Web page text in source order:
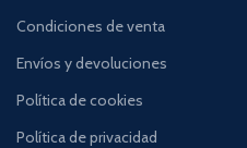
Condiciones de venta
Envíos y devoluciones
Política de cookies
Política de privacidad